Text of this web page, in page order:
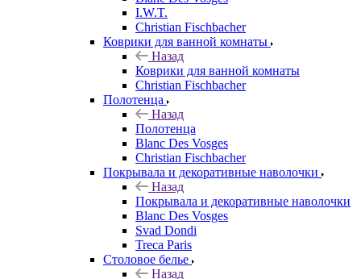
I.W.T.
Christian Fischbacher
Коврики для ванной комнаты
Назад
Коврики для ванной комнаты
Christian Fischbacher
Полотенца
Назад
Полотенца
Blanc Des Vosges
Christian Fischbacher
Покрывала и декоративные наволочки
Назад
Покрывала и декоративные наволочки
Blanc Des Vosges
Svad Dondi
Treca Paris
Столовое белье
Назад